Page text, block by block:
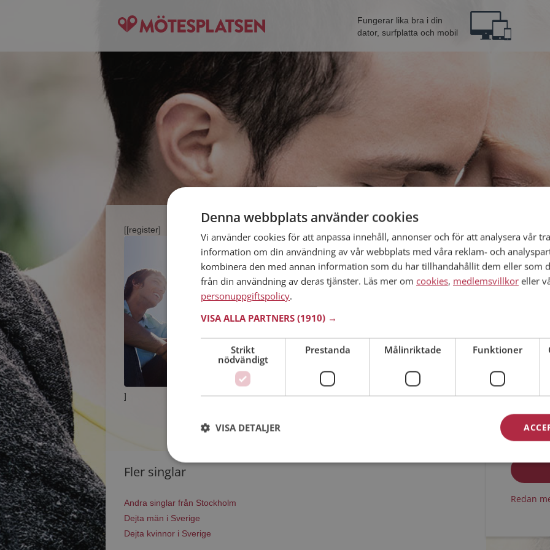
Fungerar lika bra i din
dator, surfplatta och mobil
[[register]
]
Fler singlar
Andra singlar från Stockholm
Dejta män i Sverige
Dejta kvinnor i Sverige
Bli
Jag är en:
Jag
Jag
Redan
Denna webbplats använder cookies
Vi använder cookies för att anpassa innehåll, annonser och för att analysera vår
information om din användning av vår webbplats med våra reklam- och
kombinera den med annan information som du har tillhandahållit dem eller som
från din användning av deras tjänster. Läs mer om cookies, medlemsvillkor eller
personuppgiftspolicy.
VISA ALLA PARTNERS (1910) →
Strikt
nödvändigt
Prestanda Målinriktade Funktioner
VISA DETALJER